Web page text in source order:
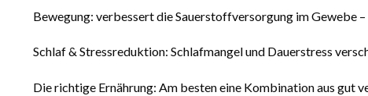
Bewegung: verbessert die Sauerstoffversorgung im Gewebe
Schlaf & Stressreduktion: Schlafmangel und Dauerstress
Die richtige Ernährung: Am besten eine Kombination aus